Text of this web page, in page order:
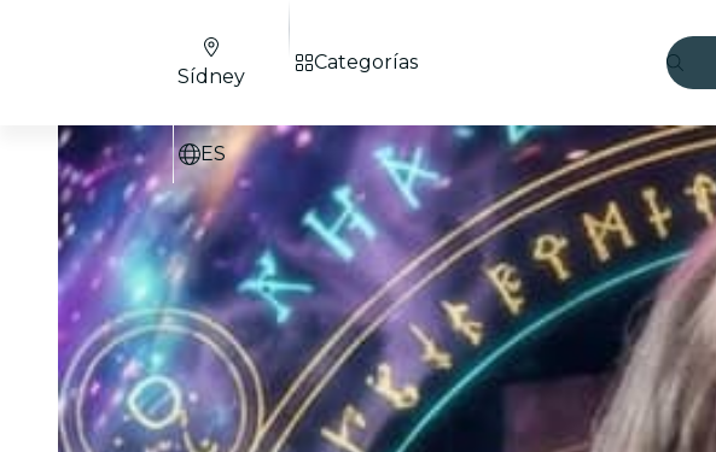
Sídney
ES
Categorías